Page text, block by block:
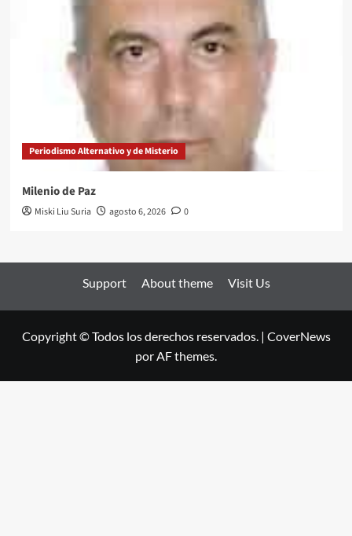
Periodismo Alternativo y de Misterio
Milenio de Paz
Miski Liu Suria agosto 6, 2026 0
Support About theme Visit Us
Copyright © Todos los derechos reservados. | CoverNews
por AF themes.